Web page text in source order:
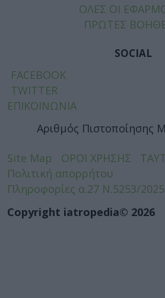
ΟΛΕΣ ΟΙ
ΠΡΩΤΕΣ
SOCIAL
FACEBOOK
TWITTER
ΕΠΙΚΟΙΝΩΝΙΑ
Αριθμός Πιστοποίησης
Site Map ΟΡΟΙ ΧΡΗΣΗΣ
Πολιτική απορρήτου
Πληροφορίες α.27 Ν.5253/2025
Copyright iatropedia© 2026